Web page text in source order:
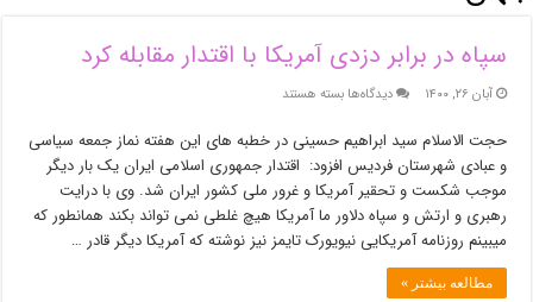
سپاه در برابر دزدی آمریکا با اقتدار مقابله کرد
آبان ۲۶, ۱۴۰۰ دیدگاه‌هابرای
در
برابر
دزدی
آمریکا
با
اقتدار
بسته هستند
حجت الاسلام سید ابراهیم حسینی در خطبه های این هفته نماز جمعه سیاسی
و عبادی شهرستان فردیس افزود: اقتدار جمهوری اسلامی ایران یک بار دیگر
موجب شکست و تحقیر آمریکا و غرور ملی کشور ایران شد. وی با درایت
رهبری و ارتش و سپاه دلاور ما آمریکا هیچ غلطی نمی تواند بکند همانطور که
میبینم روزنامه آمریکایی نیویورک تایمز نیز نوشته که آمریکا دیگر قادر …
مطالعه بیشتر »